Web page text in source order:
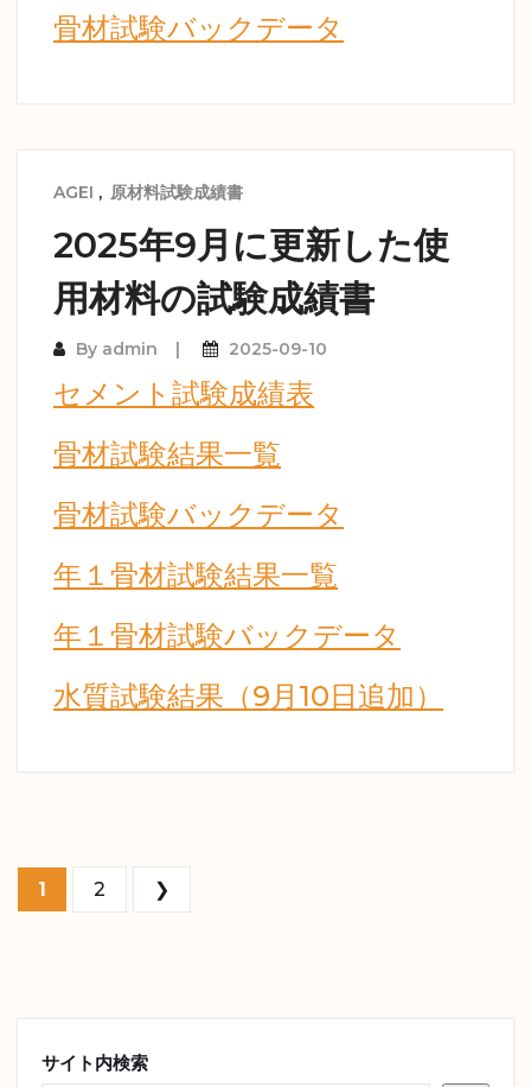
骨材試験バックデータ
AGEI , 原材料試験成績書
2025年9月に更新した使
用材料の試験成績書
By admin 2025-09-10
セメント試験成績表
骨材試験結果一覧
骨材試験バックデータ
年１骨材試験結果一覧
年１骨材試験バックデータ
水質試験結果（9月10日追加）
投稿のページ送り
1 2 ❯
サイト内検索